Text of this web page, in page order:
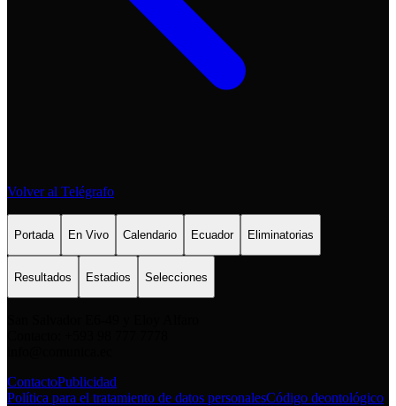
Volver al Telégrafo
Portada En Vivo Calendario Ecuador Eliminatorias
Resultados Estadios Selecciones
ContactoPublicidad
Política para el tratamiento de datos personalesCódigo deontológico